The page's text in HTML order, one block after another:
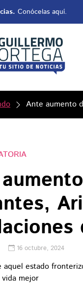
Conócelas aquí.
Ante aumento
16 octubre, 2024
aquel estado
mejor